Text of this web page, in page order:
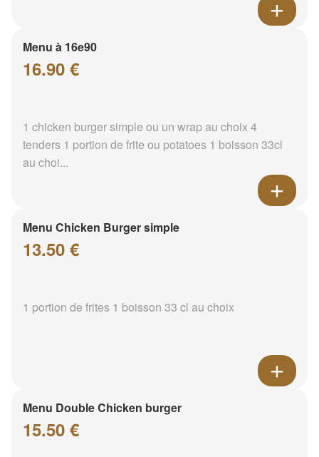
Menu à 16e90
16.90 €
1 chicken burger simple ou un wrap au choix 4
tenders 1 portion de frite ou potatoes 1 boisson 33cl
au choi...
Menu Chicken Burger simple
13.50 €
1 portion de frites 1 boisson 33 cl au choix
Menu Double Chicken burger
15.50 €